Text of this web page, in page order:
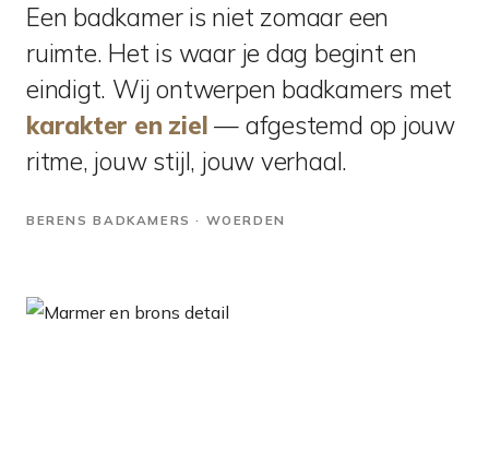
Een badkamer is niet zomaar een
ruimte. Het is waar je dag begint en
eindigt. Wij ontwerpen badkamers met
karakter en ziel — afgestemd op jouw
ritme, jouw stijl, jouw verhaal.
BERENS BADKAMERS · WOERDEN